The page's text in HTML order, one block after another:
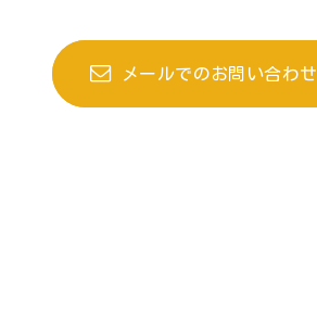
メールでのお問い合わせ